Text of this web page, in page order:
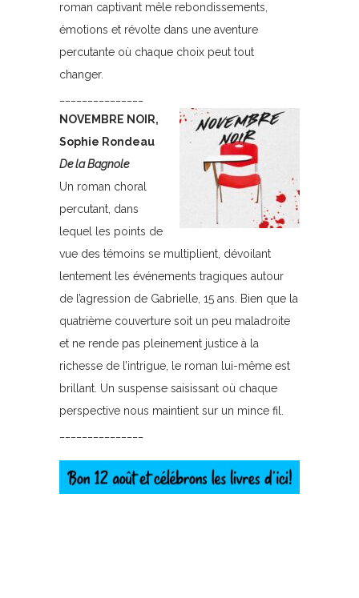
roman captivant mêle rebondissements,
émotions et révolte dans une aventure
percutante où chaque choix peut tout
changer.
NOVEMBRE NOIR,
Sophie Rondeau
De la Bagnole
Un roman choral
percutant, dans
lequel les points de
vue des témoins se multiplient, dévoilant
lentement les événements tragiques autour
de l’agression de Gabrielle, 15 ans. Bien que la
quatrième couverture soit un peu maladroite
et ne rende pas pleinement justice à la
richesse de l’intrigue, le roman lui-même est
brillant. Un suspense saisissant où chaque
perspective nous maintient sur un mince fil.